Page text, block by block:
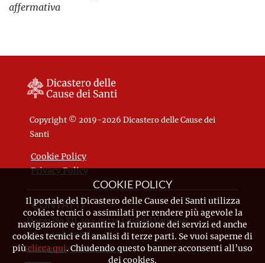
affermativa
Copyright © 2019-2026 Dicastero delle Cause dei
Santi
Cookie Policy
Privacy Policy
CONTATTI
Piazza Pio XII, 10 - 00120 Città del Vaticano
Tel. +39.06.698.842.44
Emailinfo@causesanti.va
COOKIE POLICY
Il portale del Dicastero delle Cause dei Santi utilizza
cookies tecnici o assimilati per rendere più agevole la
navigazione e garantire la fruizione dei servizi ed anche
cookies tecnici e di analisi di terze parti. Se vuoi saperne di
piùclicca qui. Chiudendo questo banner acconsenti all’uso
dei cookies.